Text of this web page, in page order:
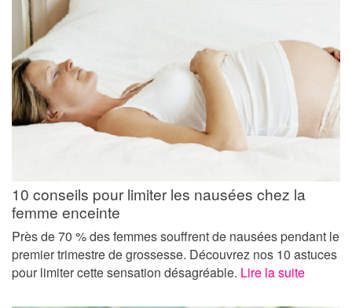
10 conseils pour limiter les nausées chez la
femme enceinte
Près de 70 % des femmes souffrent de nausées pendant le
premier trimestre de grossesse. Découvrez nos 10 astuces
pour limiter cette sensation désagréable. Lire la suite